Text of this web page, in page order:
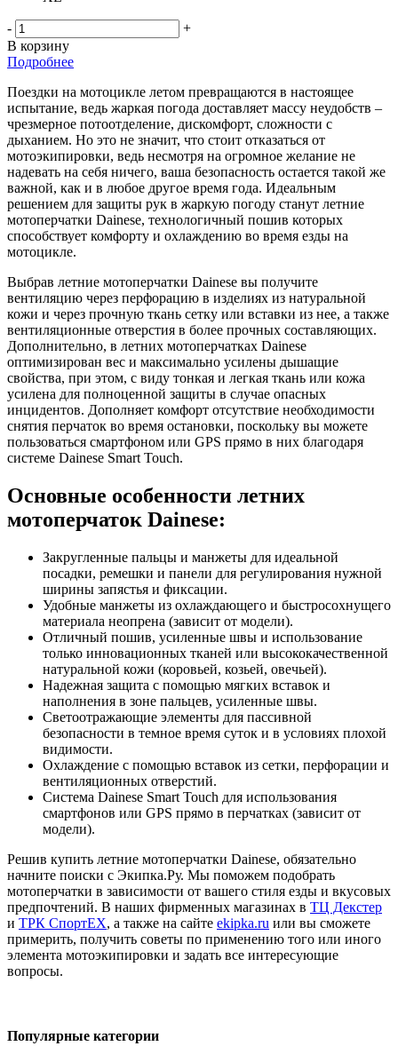
-
+
В корзину
Подробнее
Поездки на мотоцикле летом превращаются в настоящее
испытание, ведь жаркая погода доставляет массу неудобств –
чрезмерное потоотделение, дискомфорт, сложности с
дыханием. Но это не значит, что стоит отказаться от
мотоэкипировки, ведь несмотря на огромное желание не
надевать на себя ничего, ваша безопасность остается такой же
важной, как и в любое другое время года. Идеальным
решением для защиты рук в жаркую погоду станут летние
мотоперчатки Dainese, технологичный пошив которых
способствует комфорту и охлаждению во время езды на
мотоцикле.
Выбрав летние мотоперчатки Dainese вы получите
вентиляцию через перфорацию в изделиях из натуральной
кожи и через прочную ткань сетку или вставки из нее, а также
вентиляционные отверстия в более прочных составляющих.
Дополнительно, в летних мотоперчатках Dainese
оптимизирован вес и максимально усилены дышащие
свойства, при этом, с виду тонкая и легкая ткань или кожа
усилена для полноценной защиты в случае опасных
инцидентов. Дополняет комфорт отсутствие необходимости
снятия перчаток во время остановки, поскольку вы можете
пользоваться смартфоном или GPS прямо в них благодаря
системе Dainese Smart Touch.
Основные особенности летних
мотоперчаток Dainese:
Закругленные пальцы и манжеты для идеальной
посадки, ремешки и панели для регулирования нужной
ширины запястья и фиксации.
Удобные манжеты из охлаждающего и быстросохнущего
материала неопрена (зависит от модели).
Отличный пошив, усиленные швы и использование
только инновационных тканей или высококачественной
натуральной кожи (коровьей, козьей, овечьей).
Надежная защита с помощью мягких вставок и
наполнения в зоне пальцев, усиленные швы.
Светоотражающие элементы для пассивной
безопасности в темное время суток и в условиях плохой
видимости.
Охлаждение с помощью вставок из сетки, перфорации и
вентиляционных отверстий.
Система Dainese Smart Touch для использования
смартфонов или GPS прямо в перчатках (зависит от
модели).
Решив купить летние мотоперчатки Dainese, обязательно
начните поиски с Экипка.Ру. Мы поможем подобрать
мотоперчатки в зависимости от вашего стиля езды и вкусовых
предпочтений. В наших фирменных магазинах в ТЦ Декстер
и ТРК СпортЕХ, а также на сайте ekipka.ru или вы сможете
примерить, получить советы по применению того или иного
элемента мотоэкипировки и задать все интересующие
вопросы.
Популярные категории